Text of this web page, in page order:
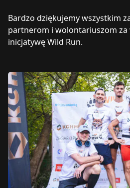
Bardzo dziękujemy wszystkim
partnerom i wolontariuszom za
inicjatywę Wild Run.